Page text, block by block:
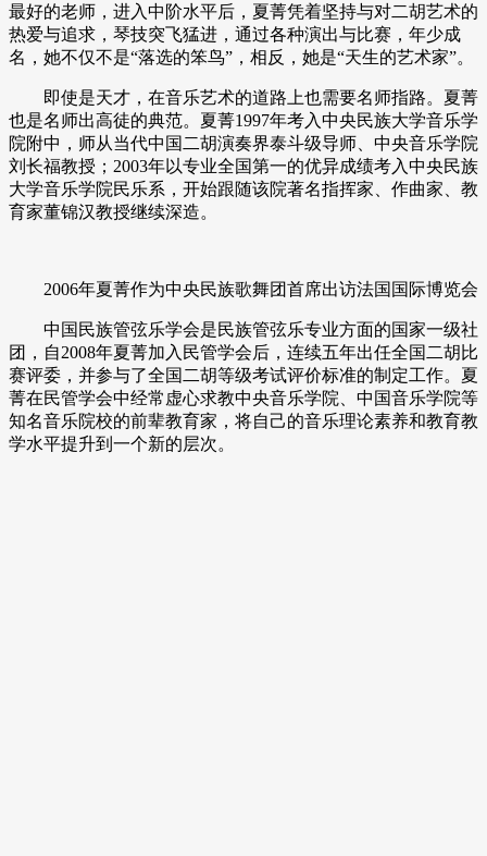
最好的老师，进入中阶水平后，夏菁凭着坚持与对二胡艺术的
热爱与追求，琴技突飞猛进，通过各种演出与比赛，年少成
名，她不仅不是“落选的笨鸟”，相反，她是“天生的艺术家”。
即使是天才，在音乐艺术的道路上也需要名师指路。夏菁
也是名师出高徒的典范。夏菁1997年考入中央民族大学音乐学
院附中，师从当代中国二胡演奏界泰斗级导师、中央音乐学院
刘长福教授；2003年以专业全国第一的优异成绩考入中央民族
大学音乐学院民乐系，开始跟随该院著名指挥家、作曲家、教
育家董锦汉教授继续深造。
2006年夏菁作为中央民族歌舞团首席出访法国国际博览会
中国民族管弦乐学会是民族管弦乐专业方面的国家一级社
团，自2008年夏菁加入民管学会后，连续五年出任全国二胡比
赛评委，并参与了全国二胡等级考试评价标准的制定工作。夏
菁在民管学会中经常虚心求教中央音乐学院、中国音乐学院等
知名音乐院校的前辈教育家，将自己的音乐理论素养和教育教
学水平提升到一个新的层次。